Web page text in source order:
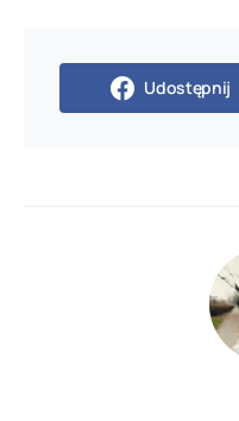
Udostępnij